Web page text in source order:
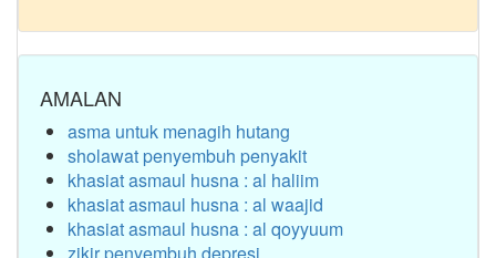
AMALAN
asma untuk menagih hutang
sholawat penyembuh penyakit
khasiat asmaul husna : al haliim
khasiat asmaul husna : al waajid
khasiat asmaul husna : al qoyyuum